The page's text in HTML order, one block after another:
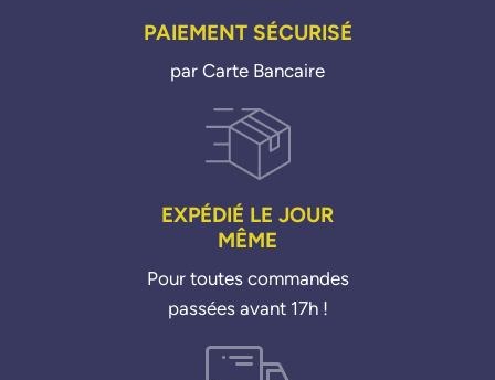
PAIEMENT SÉCURISÉ
par Carte Bancaire
EXPÉDIÉ LE JOUR
MÊME
Pour toutes commandes
passées avant 17h !